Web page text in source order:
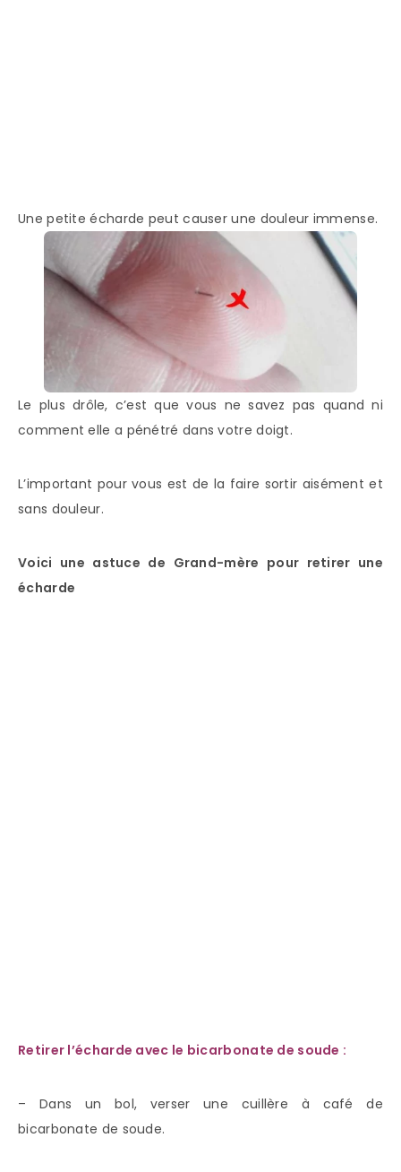
Une petite écharde peut causer une douleur immense.
Le plus drôle, c’est que vous ne savez pas quand ni
comment elle a pénétré dans votre doigt.
L’important pour vous est de la faire sortir aisément et
sans douleur.
Voici une astuce de Grand-mère pour retirer une
écharde
Retirer l’écharde avec le bicarbonate de soude :
– Dans un bol, verser une cuillère à café de
bicarbonate de soude.